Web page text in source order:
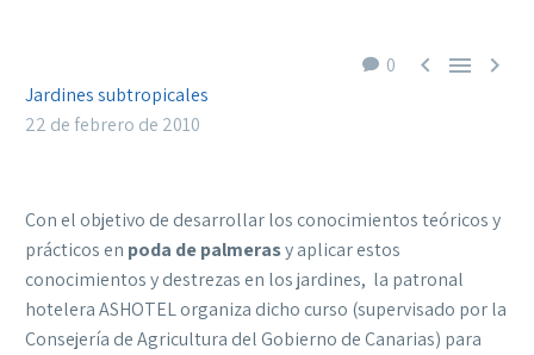
0   
Jardines subtropicales
22 de febrero de 2010
Con el objetivo de desarrollar los conocimientos teóricos y
prácticos en poda de palmerasy aplicar estos
conocimientos y destrezas en los jardines, la patronal
hotelera ASHOTEL organiza dicho curso (supervisado por la
Consejería de Agricultura del Gobierno de Canarias) para